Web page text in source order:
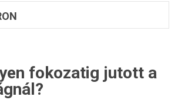
fokozatig jutott a